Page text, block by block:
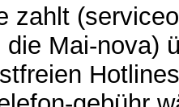
zahlt
Mai-nova)